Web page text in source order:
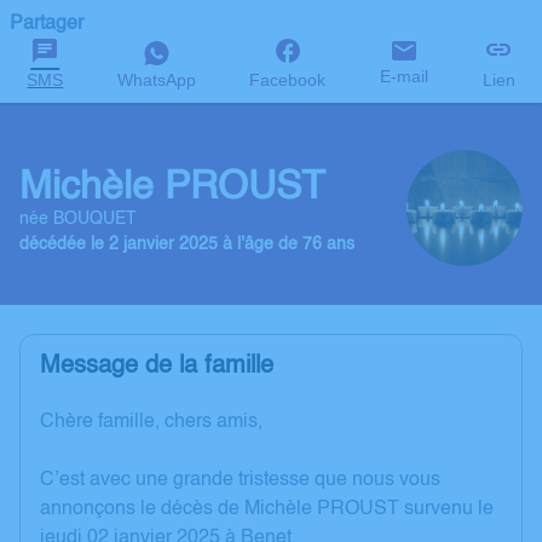
Partager
SMS WhatsApp Facebook E-mail Lien
Michèle PROUST
née BOUQUET
décédée le 2 janvier 2025 à l'âge de 76 ans
Message de la famille
Chère famille, chers amis,
C’est avec une grande tristesse que nous vous
annonçons le décès de Michèle PROUST survenu le